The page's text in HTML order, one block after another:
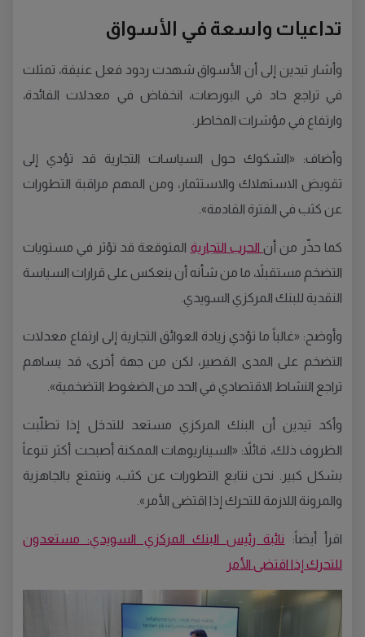
تداعيات واسعة في الأسواق
وأشار تيدين إلى أن الأسواق شهدت ردود فعل عنيفة، تمثلت
في تراجع حاد في البورصات، انخفاض في معدلات الفائدة،
وارتفاع في مؤشرات المخاطر.
وأضاف: «الشكوك حول السياسات التجارية قد تؤدي إلى
تقويض الاستهلاك والاستثمار، ومن المهم مراقبة التطورات
عن كثب في الفترة القادمة».
كما حذّر من أنالحرب التجارية المتوقعة قد تؤثر في مستويات
التضخم مستقبلاً، ما من شأنه أن ينعكس على قرارات السياسة
النقدية للبنك المركزي السويدي.
وأوضح: «غالباً ما تؤدي زيادة العوائق التجارية إلى ارتفاع معدلات
التضخم على المدى القصير، لكن من جهة أخرى، قد يساهم
تراجع النشاط الاقتصادي في الحد من الضغوط التضخمية».
وأكد تيدين أن البنك المركزي مستعد للتدخل إذا تطلّبت
الظروف ذلك، قائلاً: «السيناريوهات الممكنة أصبحت أكثر تنوعاً
بشكل كبير. نحن نتابع التطورات عن كثب، ونتمتع بالجاهزية
والمرونة اللازمة للتحرك إذا اقتضى الأمر».
اقرأ أيضاً: نائبة رئيس البنك المركزي السويدي: مستعدون
للتحرك إذا اقتضى الأمر